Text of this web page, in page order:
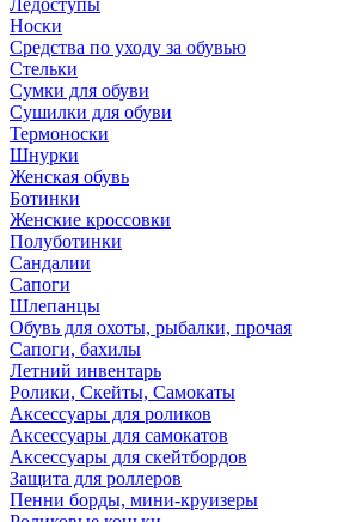
Ледоступы
Носки
Средства по уходу за обувью
Стельки
Сумки для обуви
Сушилки для обуви
Термоноски
Шнурки
Женская обувь
Ботинки
Женские кроссовки
Полуботинки
Сандалии
Сапоги
Шлепанцы
Обувь для охоты, рыбалки, прочая
Сапоги, бахилы
Летний инвентарь
Ролики, Скейты, Самокаты
Аксессуары для роликов
Аксессуары для самокатов
Аксессуары для скейтбордов
Защита для роллеров
Пенни борды, мини-круизеры